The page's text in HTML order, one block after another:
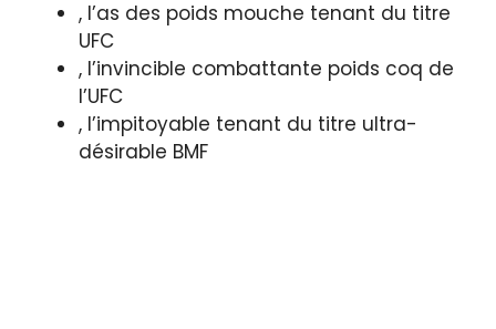
, l’as des poids mouche tenant du titre
UFC
, l’invincible combattante poids coq de
l’UFC
, l’impitoyable tenant du titre ultra-
désirable BMF